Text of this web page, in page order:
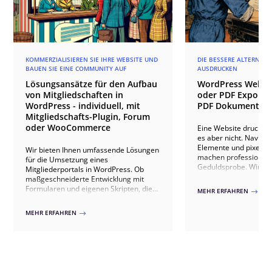
KOMMERZIALISIEREN SIE IHRE WEBSITE UND
BAUEN SIE EINE COMMUNITY AUF
Lösungsansätze für den Aufbau
von Mitgliedschaften in
WordPress - individuell, mit
Mitgliedschafts-Plugin, Forum
oder WooCommerce
Wir bieten Ihnen umfassende Lösungen
für die Umsetzung eines
Mitgliederportals in WordPress. Ob
maßgeschneiderte Entwicklung mit
Formularen und eigenen Skripten, die
Erweiterungen – wir passen die Lösung
MEHR ERFAHREN $
DIE BESSERE
AUSDRUCKEN
WordPress
oder PDF
PDF Dokumente
Eine Website
es aber nicht.
Elemente und
machen
Geduldsprobe. Wir
Grenzen stoßen und
MEHR ERFAHREN $